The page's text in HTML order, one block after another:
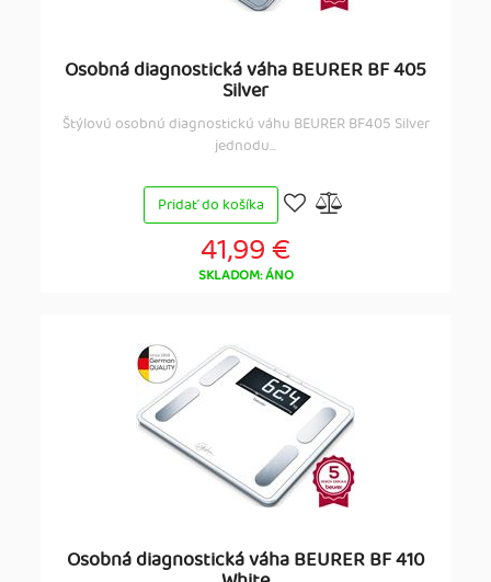
Osobná diagnostická váha BEURER BF 405
Silver
Štýlovú osobnú diagnostickú váhu BEURER BF405 Silver
jednodu...
Pridať do košíka
41,99 €
SKLADOM: ÁNO
Osobná diagnostická váha BEURER BF 410